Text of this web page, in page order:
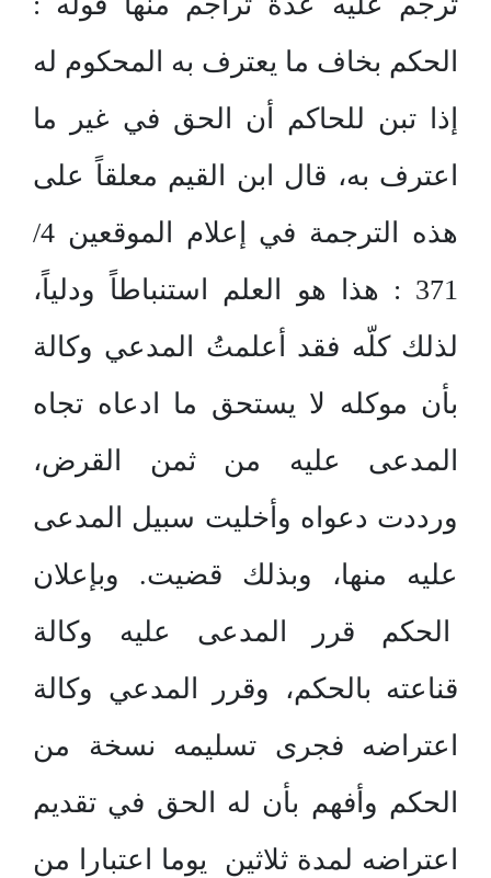
الحكم بخاف ما يعترف به المحكوم له
إذا تبن للحاكم أن الحق في غير ما
اعترف به، قال ابن القيم معلقاً على
هذه الترجمة في إعلام الموقعين 4/
371 : هذا هو العلم استنباطاً ودلياً،
لذلك كلّه فقد أعلمتُ المدعي وكالة
بأن موكله لا يستحق ما ادعاه تجاه
المدعى عليه من ثمن القرض،
ورددت دعواه وأخليت سبيل المدعى
عليه منها، وبذلك قضيت. وبإعلان
الحكم قرر المدعى عليه وكالة
قناعته بالحكم، وقرر المدعي وكالة
اعتراضه فجرى تسليمه نسخة من
الحكم وأفهم بأن له الحق في تقديم
اعتراضه لمدة ثلاثين يوما اعتبارا من